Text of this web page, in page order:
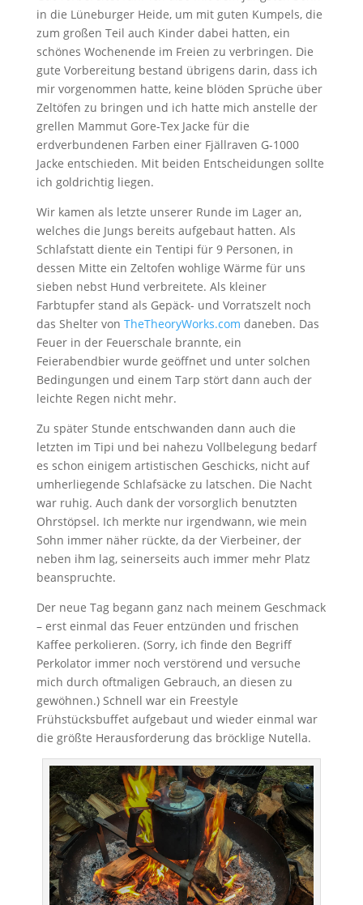
in die Lüneburger Heide, um mit guten Kumpels, die
zum großen Teil auch Kinder dabei hatten, ein
schönes Wochenende im Freien zu verbringen. Die
gute Vorbereitung bestand übrigens darin, dass ich
mir vorgenommen hatte, keine blöden Sprüche über
Zeltöfen zu bringen und ich hatte mich anstelle der
grellen Mammut Gore-Tex Jacke für die
erdverbundenen Farben einer Fjällraven G-1000
Jacke entschieden. Mit beiden Entscheidungen sollte
ich goldrichtig liegen.
Wir kamen als letzte unserer Runde im Lager an,
welches die Jungs bereits aufgebaut hatten. Als
Schlafstatt diente ein Tentipi für 9 Personen, in
dessen Mitte ein Zeltofen wohlige Wärme für uns
sieben nebst Hund verbreitete. Als kleiner
Farbtupfer stand als Gepäck- und Vorratszelt noch
das Shelter von TheTheoryWorks.com daneben. Das
Feuer in der Feuerschale brannte, ein
Feierabendbier wurde geöffnet und unter solchen
Bedingungen und einem Tarp stört dann auch der
leichte Regen nicht mehr.
Zu später Stunde entschwanden dann auch die
letzten im Tipi und bei nahezu Vollbelegung bedarf
es schon einigem artistischen Geschicks, nicht auf
umherliegende Schlafsäcke zu latschen. Die Nacht
war ruhig. Auch dank der vorsorglich benutzten
Ohrstöpsel. Ich merkte nur irgendwann, wie mein
Sohn immer näher rückte, da der Vierbeiner, der
neben ihm lag, seinerseits auch immer mehr Platz
beanspruchte.
Der neue Tag begann ganz nach meinem Geschmack
– erst einmal das Feuer entzünden und frischen
Kaffee perkolieren. (Sorry, ich finde den Begriff
Perkolator immer noch verstörend und versuche
mich durch oftmaligen Gebrauch, an diesen zu
gewöhnen.) Schnell war ein Freestyle
Frühstücksbuffet aufgebaut und wieder einmal war
die größte Herausforderung das bröcklige Nutella.